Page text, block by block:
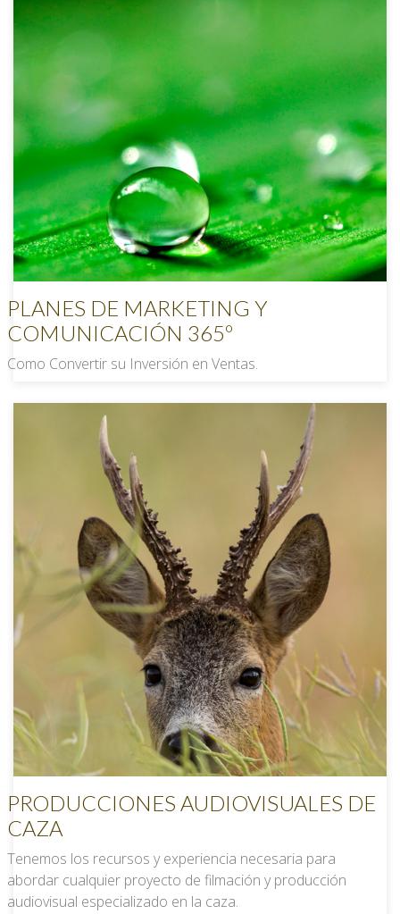
PLANES DE MARKETING Y
COMUNICACIÓN 365º
Como Convertir su Inversión en Ventas.
PRODUCCIONES AUDIOVISUALES DE
CAZA
Tenemos los recursos y experiencia necesaria para
abordar cualquier proyecto de filmación y producción
audiovisual especializado en la caza.